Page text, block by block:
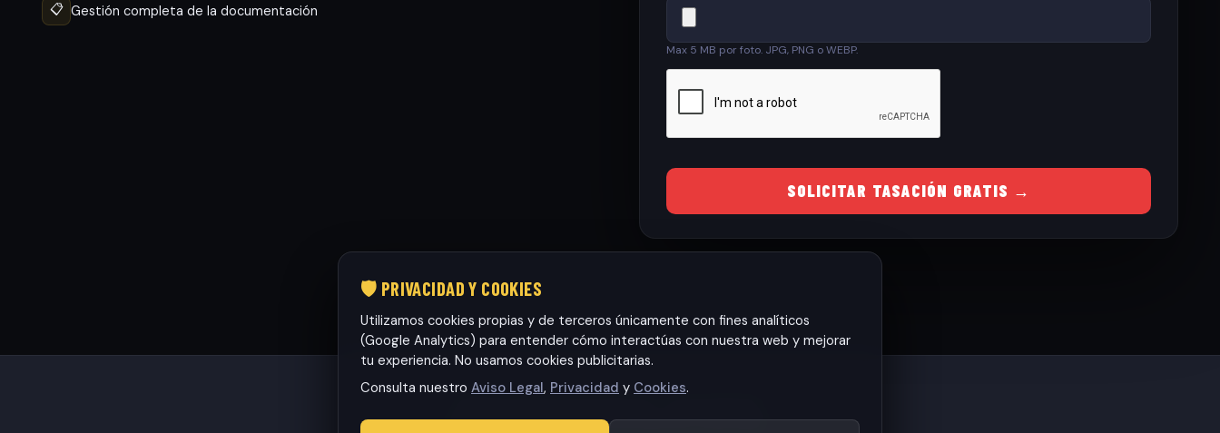
📋 Gestión completa de la documentación
Max 5 MB por foto. JPG, PNG o WEBP.
SOLICITAR TASACIÓN GRATIS →
© 2026 RamonCars. Todos los derechos reservados.
🛡️ PRIVACIDAD Y COOKIES
Utilizamos cookies propias y de terceros únicamente con fines analíticos
(Google Analytics) para entender cómo interactúas con nuestra web y mejorar
tu experiencia. No usamos cookies publicitarias.
Consulta nuestro Aviso Legal, Privacidad y Cookies.